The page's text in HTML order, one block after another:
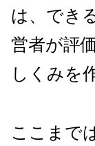
は、でき
営者が評
しくみを
ここまで